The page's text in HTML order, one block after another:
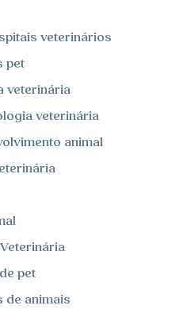
veterinários
pet
veterinária
veterinária
animal
pet
de animais